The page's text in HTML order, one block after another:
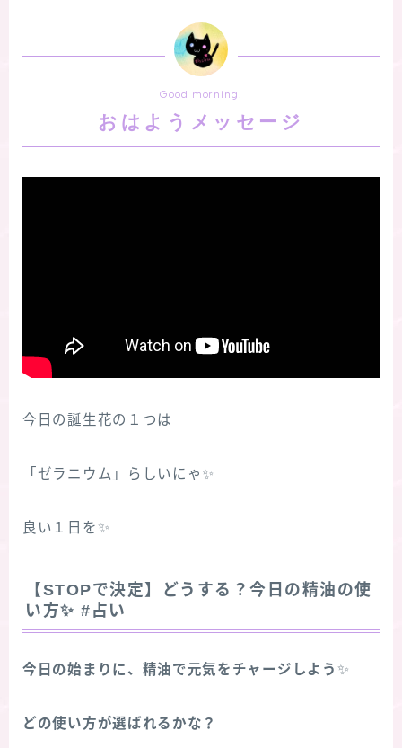
Good morning.
おはようメッセージ
今日の誕生花の１つは
「ゼラニウム」らしいにゃ✨
良い１日を✨
【STOPで決定】どうする？今日の精油の使
い方✨ #占い
今日の始まりに、精油で元気をチャージしよう ✨
どの使い方が選ばれるかな？